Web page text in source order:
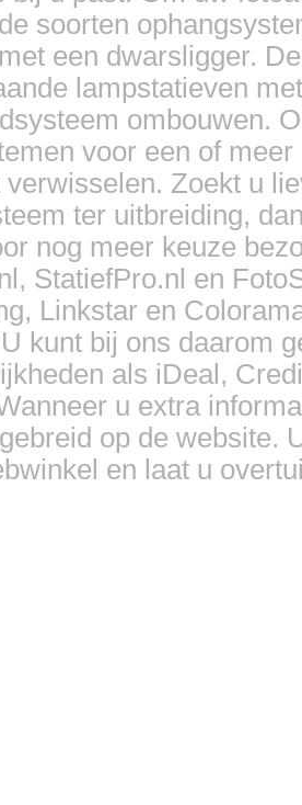
soorten
een dwarsligger.
lampstatieven
ombouwen.
voor een of
Zoekt u
ter uitbreiding,
nog meer keuze
StatiefPro.nl en
Linkstar en
kunt bij ons daarom
als iDeal,
u extra
op de website.
en laat u